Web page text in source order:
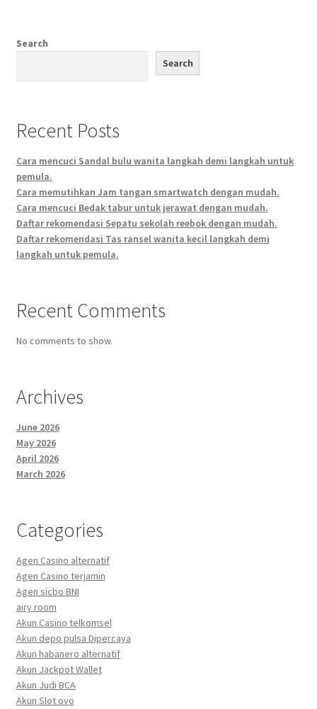
Search
Search
Recent Posts
Cara mencuci Sandal bulu wanita langkah demi langkah untuk
pemula.
Cara memutihkan Jam tangan smartwatch dengan mudah.
Cara mencuci Bedak tabur untuk jerawat dengan mudah.
Daftar rekomendasi Sepatu sekolah reebok dengan mudah.
Daftar rekomendasi Tas ransel wanita kecil langkah demi
langkah untuk pemula.
Recent Comments
No comments to show.
Archives
June 2026
May 2026
April 2026
March 2026
Categories
Agen Casino alternatif
Agen Casino terjamin
Agen sicbo BNI
airy room
Akun Casino telkomsel
Akun depo pulsa Dipercaya
Akun habanero alternatif
Akun Jackpot Wallet
Akun Judi BCA
Akun Slot ovo